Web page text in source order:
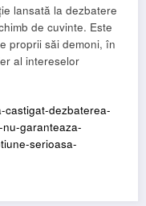
lansată la dezbatere
de cuvinte. Este
proprii săi demoni, în
al intereselor
castigat-dezbaterea-
garanteaza-
serioasa-